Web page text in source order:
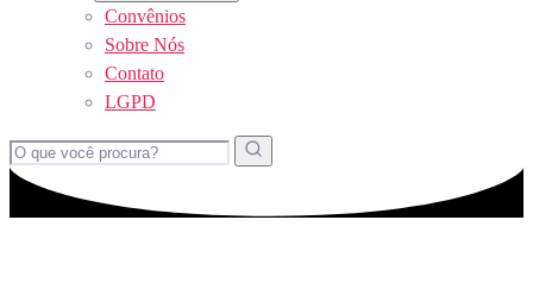
Convênios
Sobre Nós
Contato
LGPD